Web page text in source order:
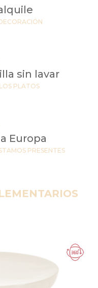
sin lavar
PLATOS
Europa
PRESENTES